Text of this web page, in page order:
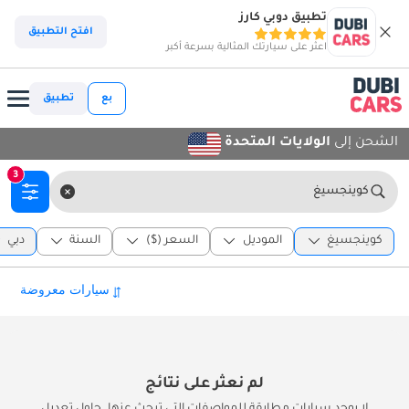
تطبيق دوبي كارز
اعثر على سيارتك المثالية بسرعة أكبر
افتح التطبيق
بع تطبيق
الشحن إلى الولايات المتحدة
كوينجسيغ
3
كوينجسيغ الموديل السعر ($) السنة دبي
لم نعثر على نتائج